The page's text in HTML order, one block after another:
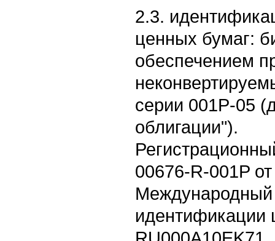
2.3.
ценных бумаг:
обеспечением
серии 001P-05
облигации").
00676-R-001P
идентификации